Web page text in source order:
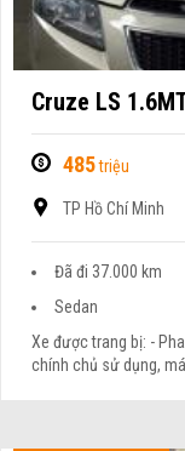
Cruze LS
485triệu
TP Hồ Chí Minh
Đã đi 37.000 km
Sedan
Xe được trang bị: -
chính chủ sử dụng,